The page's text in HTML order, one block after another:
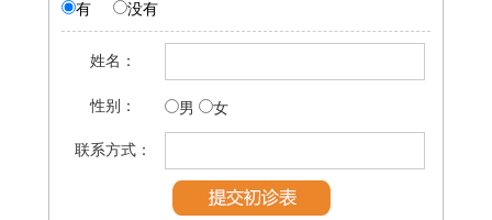
有
没有
姓名：
性别： 男 女
联系方式：